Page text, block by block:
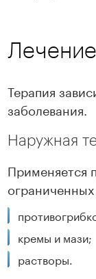
Лечение
Терапия
заболевания.
Наружная
Применяется
кремы и мази;
растворы.